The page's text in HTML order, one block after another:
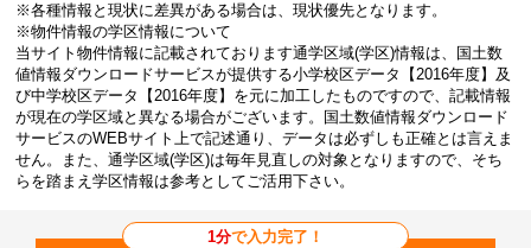
※各種情報と現状に差異がある場合は、現状優先となります。
※物件情報の学区情報について
当サイト物件情報に記載されております通学区域(学区)情報は、国土数
値情報ダウンロードサービスが提供する小学校区データ【2016年度】及
び中学校区データ【2016年度】を元に加工したものですので、記載情報
が現在の学区域と異なる場合がございます。国土数値情報ダウンロード
サービスのWEBサイト上で記述通り、データは必ずしも正確とは言えま
せん。また、通学区域(学区)は毎年見直しの対象となりますので、そち
らを踏まえ学区情報は参考としてご活用下さい。
1分で入力完了！